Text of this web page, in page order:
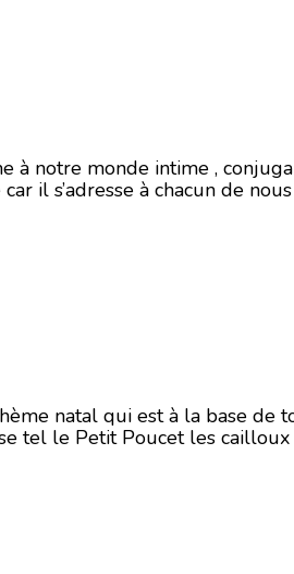
notre monde intime ,
il s’adresse à chacun de nous
natal qui est à la base de
tel le Petit Poucet les